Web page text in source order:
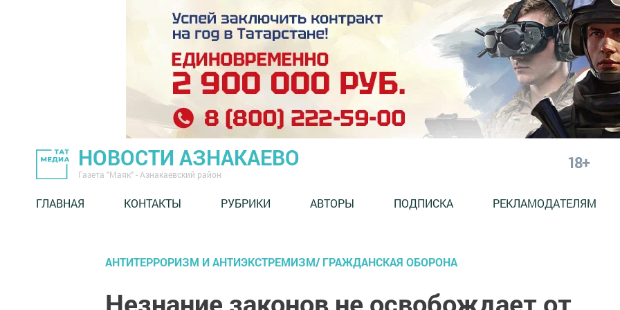
НОВОСТИ АЗНАКАЕВО
Газета "Маяк" - Азнакаевский район
18+
ГЛАВНАЯ КОНТАКТЫ РУБРИКИ АВТОРЫ ПОДПИСКА РЕКЛАМОДАТЕЛЯМ
АНТИТЕРРОРИЗМ И АНТИЭКСТРЕМИЗМ/ ГРАЖДАНСКАЯ ОБОРОНА
Незнание законов не освобождает от